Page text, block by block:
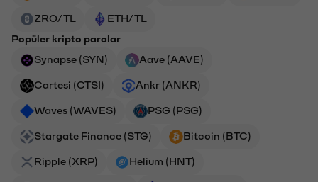
ZRO/TL
ETH/TL
Popüler kripto paralar
Synapse (SYN)
Aave (AAVE)
Cartesi (CTSI) Ankr (ANKR)
Waves (WAVES) PSG (PSG)
Stargate Finance (STG) Bitcoin (BTC)
Ripple (XRP) Helium (HNT)